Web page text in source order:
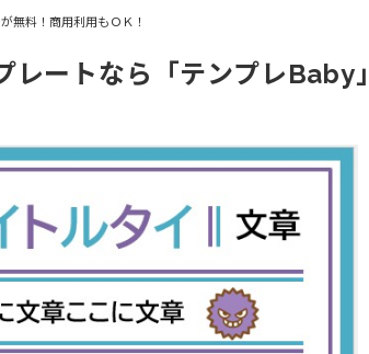
無料！商用利用もＯＫ！
ートなら「テンプレBaby」